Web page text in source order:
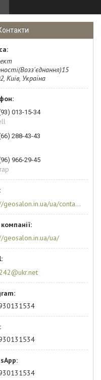
Київ, Україна
013-15-34
288-43-43
966-29-45
https://geosalon.in.ua/ua/contacts
geosalon.in.ua/ua/